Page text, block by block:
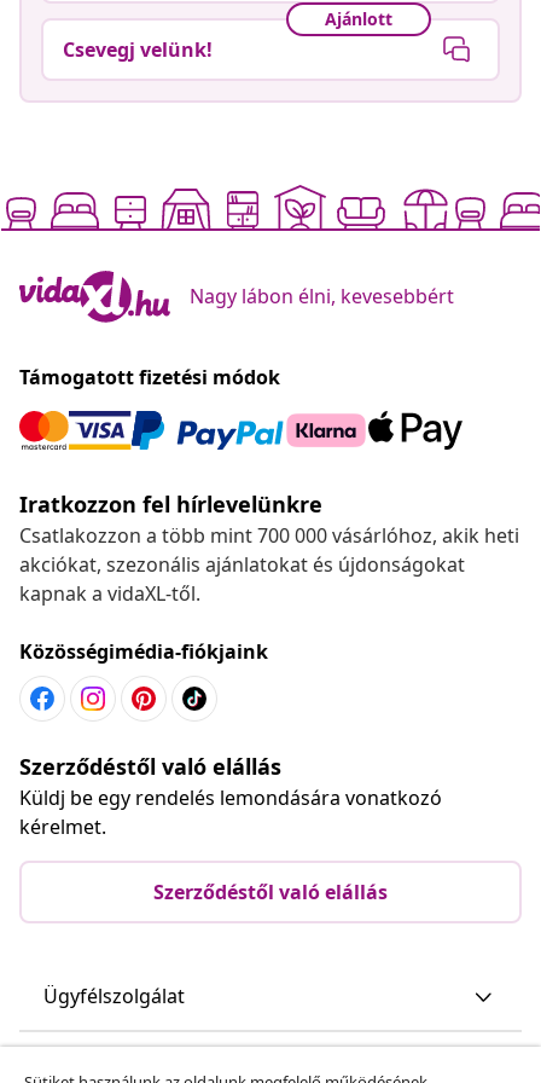
Ajánlott
Csevegj velünk!
Nagy lábon élni, kevesebbért
Támogatott fizetési módok
Iratkozzon fel hírlevelünkre
Csatlakozzon a több mint 700 000 vásárlóhoz, akik heti
akciókat, szezonális ajánlatokat és újdonságokat
kapnak a vidaXL-től.
Közösségimédia-fiókjaink
Szerződéstől való elállás
Küldj be egy rendelés lemondására vonatkozó
kérelmet.
Szerződéstől való elállás
Ügyfélszolgálat